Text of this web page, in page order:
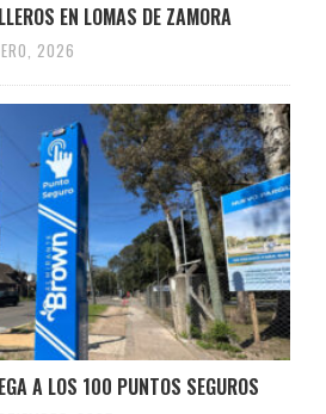
EN LOMAS DE ZAMORA
2026
A LOS 100 PUNTOS SEGUROS